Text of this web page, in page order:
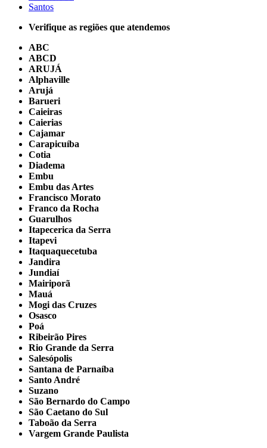
Santos
Verifique as regiões que atendemos
ABC
ABCD
ARUJÁ
Alphaville
Arujá
Barueri
Caieiras
Caierias
Cajamar
Carapicuíba
Cotia
Diadema
Embu
Embu das Artes
Francisco Morato
Franco da Rocha
Guarulhos
Itapecerica da Serra
Itapevi
Itaquaquecetuba
Jandira
Jundiaí
Mairiporã
Mauá
Mogi das Cruzes
Osasco
Poá
Ribeirão Pires
Rio Grande da Serra
Salesópolis
Santana de Parnaíba
Santo André
Suzano
São Bernardo do Campo
São Caetano do Sul
Taboão da Serra
Vargem Grande Paulista